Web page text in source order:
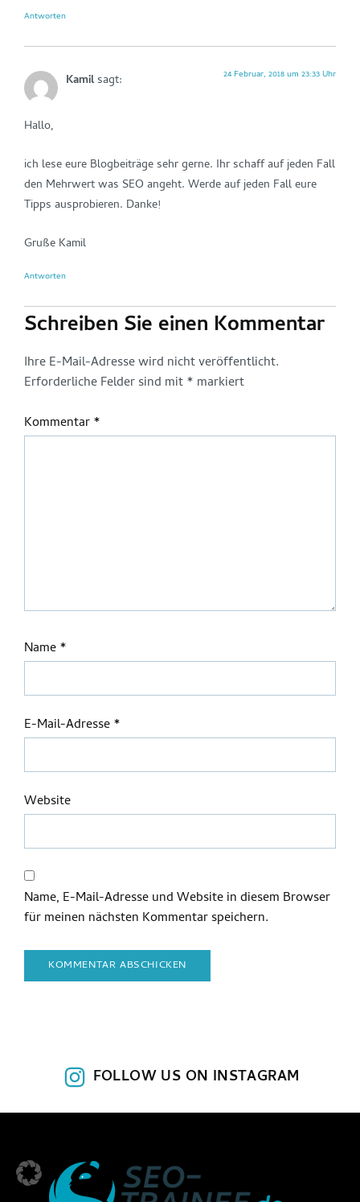
Antworten
Kamilsagt: 24 Februar, 2018 um 23:33 Uhr
Hallo,
ich lese eure Blogbeiträge sehr gerne. Ihr schaff auf jeden Fall
den Mehrwert was SEO angeht. Werde auf jeden Fall eure
Tipps ausprobieren. Danke!
Gruße Kamil
Antworten
Schreiben Sie einen Kommentar
Ihre E-Mail-Adresse wird nicht veröffentlicht.
Erforderliche Felder sind mit* markiert
Kommentar*
Name*
E-Mail-Adresse*
Website
Name, E-Mail-Adresse und Website in diesem Browser
für meinen nächsten Kommentar speichern.
FOLLOW US ON INSTAGRAM